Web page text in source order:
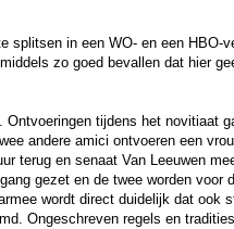
splitsen in een WO- en een HBO-
zo goed bevallen dat hier
tijdens het novitiaat
andere amici ontvoeren een
terug en senaat Van Leeuwen
gezet en de twee worden voor
wordt direct duidelijk dat ook
Ongeschreven regels en